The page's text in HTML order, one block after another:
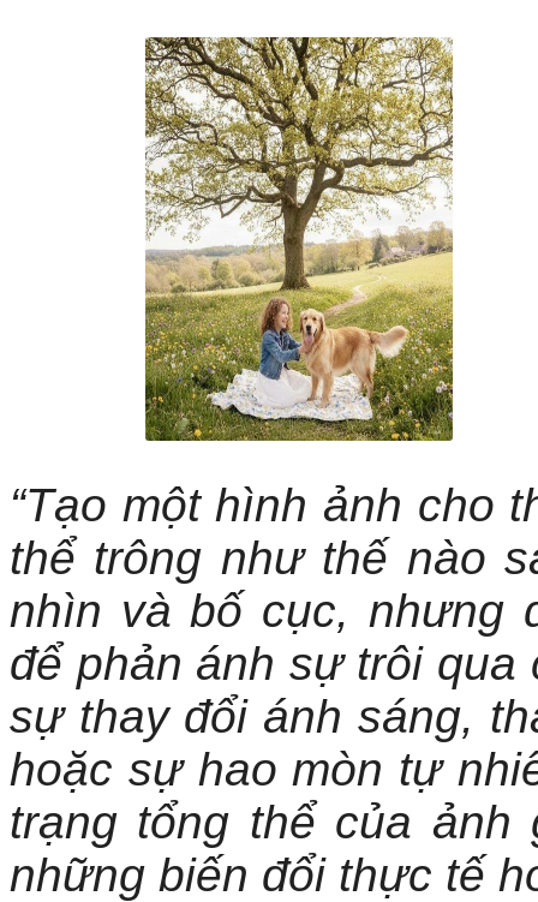
“Tạo một hình ảnh cho
thể trông như thế nào
nhìn và bố cục, nhưng
để phản ánh sự trôi
sự thay đổi ánh sáng,
hoặc sự hao mòn tự
trạng tổng thể của
những biến đổi thực tế